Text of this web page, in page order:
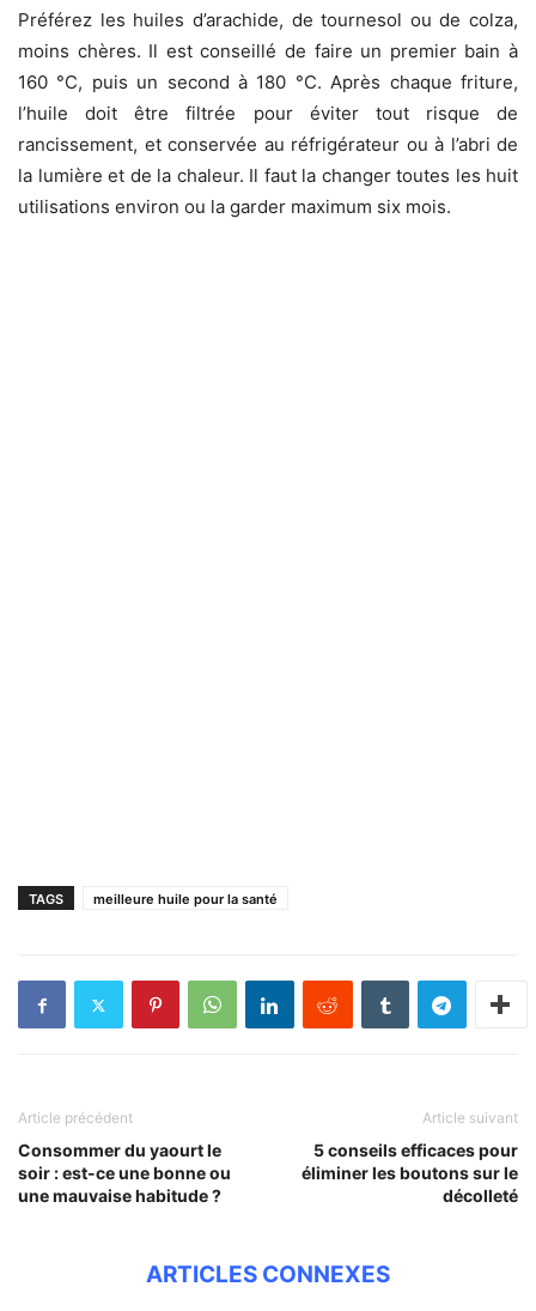
Préférez les huiles d’arachide, de tournesol ou de colza,
moins chères. Il est conseillé de faire un premier bain à
160 °C, puis un second à 180 °C. Après chaque friture,
l’huile doit être filtrée pour éviter tout risque de
rancissement, et conservée au réfrigérateur ou à l’abri de
la lumière et de la chaleur. Il faut la changer toutes les huit
utilisations environ ou la garder maximum six mois.
TAGS meilleure huile pour la santé
Article précédent
Consommer du yaourt le
soir : est-ce une bonne ou
une mauvaise habitude ?
Article suivant
5 conseils efficaces pour
éliminer les boutons sur le
décolleté
ARTICLES CONNEXES